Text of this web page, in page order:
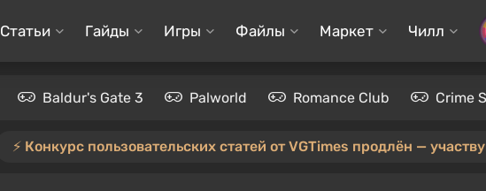
Статьи Гайды Игры Файлы Маркет Чилл
Baldur's Gate 3 Palworld Romance Club Crime
⚡️ Конкурс пользовательских статей от VGTimes продлён —